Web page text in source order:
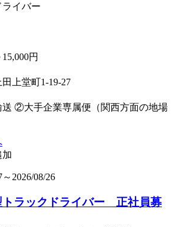
イバー
円
上堂町1-19-27
②大手企業専属便（関西方面の地場
加
2026/08/26
トラックドライバー 正社員募